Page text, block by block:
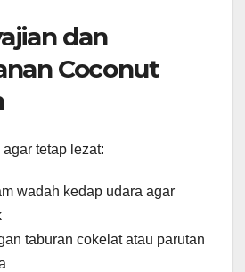
dan
Coconut
tetap lezat:
wadah kedap udara agar
taburan cokelat atau parutan